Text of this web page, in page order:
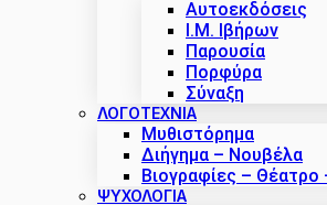
Αυτοεκδόσεις
Ι.Μ. Ιβήρων
Παρουσία
Πορφύρα
Σύναξη
ΛΟΓΟΤΕΧΝΙΑ
Μυθιστόρημα
Διήγημα – Νουβέλα
Βιογραφίες – Θέατρο
ΨΥΧΟΛΟΓΙΑ